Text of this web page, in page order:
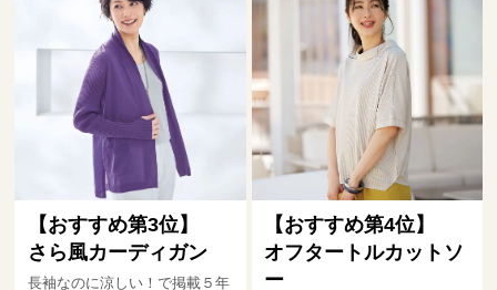
【おすすめ第3位】
さら風カーディガン
長袖なのに涼しい！で掲載５年
【おすすめ第4位】
オフタートルカットソ
ー